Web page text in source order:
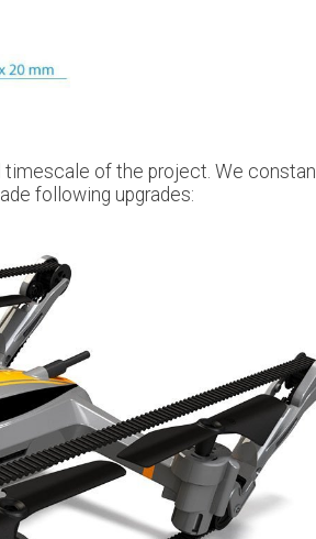
timescale of the project. We
following upgrades: